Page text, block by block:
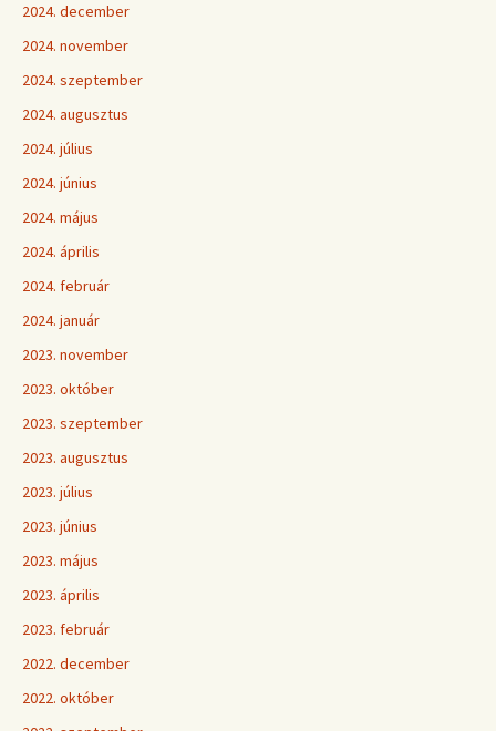
2024. december
2024. november
2024. szeptember
2024. augusztus
2024. július
2024. június
2024. május
2024. április
2024. február
2024. január
2023. november
2023. október
2023. szeptember
2023. augusztus
2023. július
2023. június
2023. május
2023. április
2023. február
2022. december
2022. október